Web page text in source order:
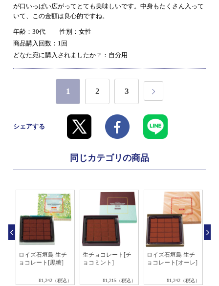
が口いっぱい広がってとても美味しいです。中身もたくさん入って
いて、この金額は良心的ですね。
年齢：30代
性別：女性
商品購入回数：1回
どなた宛に購入されましたか？：自分用
1 2 3
シェアする
同じカテゴリの商品
ロイズ石垣島 生チ
ョコレート[黒糖]
¥1,242（税込）
生チョコレート[チ
ョコミント]
¥1,215（税込）
ロイズ石垣島 生チ
ョコレート[オーレ]
¥1,242（税込）